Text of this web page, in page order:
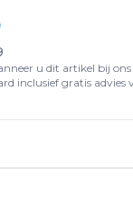
u dit artikel bij
inclusief gratis advies